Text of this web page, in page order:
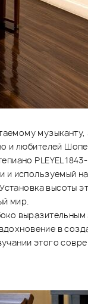
и любителей
PLEYEL
используемый
высоты
мир.
в
этого